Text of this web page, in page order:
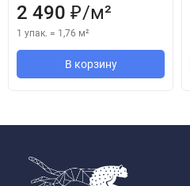
2 490 ₽/м²
1 упак. = 1,76 м²
В корзину